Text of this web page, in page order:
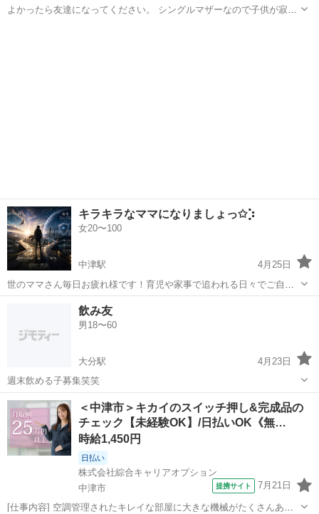
よかったら友達になってください。 シングルマザーなので子供が寂し
キラキラなママになりましょっ✩︎⡱
女20〜100
中津駅
4月25日
世のママさん毎日お疲れ様です！育児や家事で追われる日々でご自分
の事を考える時間ありますか？ 世のママがめちゃhappyになれる様、
気楽にお話ができればと思います！おひとり様ずつでも複数人でも
OK！ お茶でもしながらたくさん語...
中津駅
飲み友
男18〜60
大分駅
4月23日
週末飲める子募集笑笑
大分 大分市 大分駅 その他
＜中津市＞キカイのスイッチ押し&完成品の
チェック【未経験OK】/日払いOK《無…
時給1,450円
日払い
株式会社綜合キャリアオプション
中津市
提携サイト 7月21日
[仕事内容] 空調管理されたキレイな部屋に大きな機械がたくさんあ